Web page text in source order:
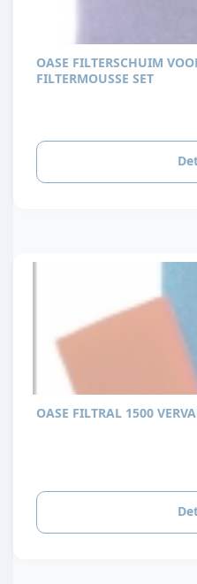
OASE FILTERSCHUIM
FILTERMOUSSE SET
OASE FILTRAL 1500